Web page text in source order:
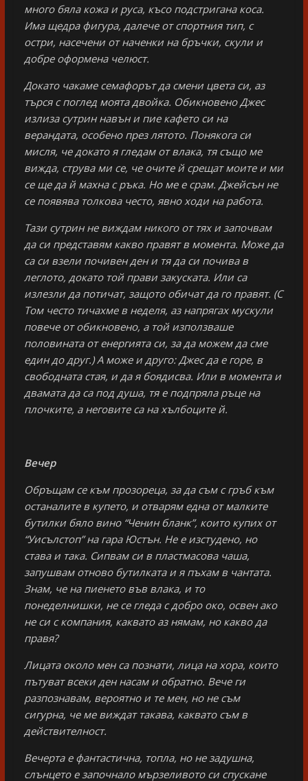
много бяла кожа и руса, късо подстригана коса.
Има щедра фигура, далече от спортния тип, с
остри, насечени от наченки на бръчки, скули и
добре оформена челюст.
Докато чакаме семафорът да смени цвета си, аз
търся с поглед моята двойка. Обикновено Джес
излиза сутрин навън и пие кафето си на
верандата, особено през лятото. Понякога си
мисля, че докато я гледам от влака, тя също ме
вижда, струва ми се, че очите й срещат моите и ми
се ще да й махна с ръка. Но ме е срам. Джейсън не
се появява толкова често, явно ходи на работа.
Тази сутрин не виждам никого от тях и започвам
да си представям какво правят в момента. Може да
са си взели почивен ден и тя да си почива в
леглото, докато той прави закуската. Или са
излезли да потичат, защото обичат да го правят. (С
Том често тичахме в неделя, аз напрягах мускули
повече от обикновено, а той използваше
половината от енергията си, за да можем да сме
един до друг.) А може и друго: Джес да е горе, в
свободната стая, и да я боядисва. Или в момента и
двамата да са под душа, тя е подпряла ръце на
плочките, а неговите са на хълбоците й.
Вечер
Обръщам се към прозореца, за да съм с гръб към
останалите в купето, и отварям една от малките
бутилки бяло вино “Ченин бланк”, които купих от
“Уисълстоп” на гара Юстън. Не е изстудено, но
става и така. Сипвам си в пластмасова чаша,
запушвам отново бутилката и я пъхам в чантата.
Знам, че на пиенето във влака, и то
понеделнишки, не се гледа с добро око, освен ако
не си с компания, каквато аз нямам, но какво да
правя?
Лицата около мен са познати, лица на хора, които
пътуват всеки ден насам и обратно. Вече ги
разпознавам, вероятно и те мен, но не съм
сигурна, че ме виждат такава, каквато съм в
действителност.
Вечерта е фантастична, топла, но не задушна,
слънцето е започнало мързеливото си спускане